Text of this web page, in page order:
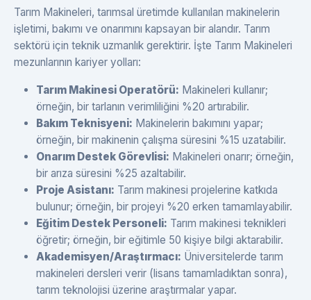
Tarım Makineleri, tarımsal üretimde kullanılan makinelerin
işletimi, bakımı ve onarımını kapsayan bir alandır. Tarım
sektörü için teknik uzmanlık gerektirir. İşte Tarım Makineleri
mezunlarının kariyer yolları:
Tarım Makinesi Operatörü: Makineleri kullanır;
örneğin, bir tarlanın verimliliğini %20 artırabilir.
Bakım Teknisyeni: Makinelerin bakımını yapar;
örneğin, bir makinenin çalışma süresini %15 uzatabilir.
Onarım Destek Görevlisi: Makineleri onarır; örneğin,
bir arıza süresini %25 azaltabilir.
Proje Asistanı: Tarım makinesi projelerine katkıda
bulunur; örneğin, bir projeyi %20 erken tamamlayabilir.
Eğitim Destek Personeli: Tarım makinesi teknikleri
öğretir; örneğin, bir eğitimle 50 kişiye bilgi aktarabilir.
Akademisyen/Araştırmacı: Üniversitelerde tarım
makineleri dersleri verir (lisans tamamladıktan sonra),
tarım teknolojisi üzerine araştırmalar yapar.